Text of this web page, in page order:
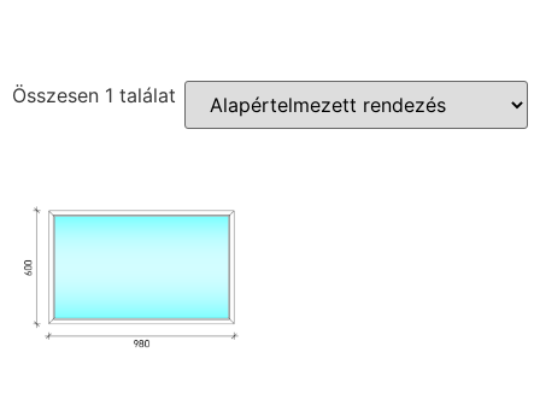
Összesen 1 találat